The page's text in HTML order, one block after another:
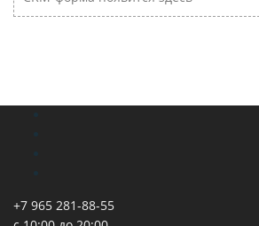
+7 965 281-88-55